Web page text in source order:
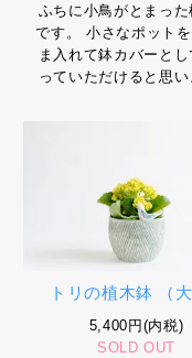
ふちに小鳥がとまっ
です。 小さなポット
ま入れて鉢カバーと
っていただけると思
トリの植木鉢 （
5,400円(内税)
SOLD OUT